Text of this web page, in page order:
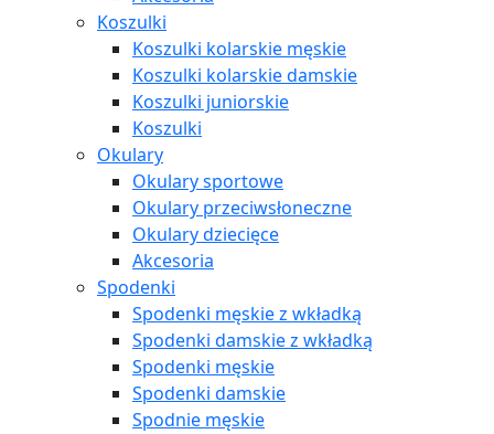
Koszulki
Koszulki kolarskie męskie
Koszulki kolarskie damskie
Koszulki juniorskie
Koszulki
Okulary
Okulary sportowe
Okulary przeciwsłoneczne
Okulary dziecięce
Akcesoria
Spodenki
Spodenki męskie z wkładką
Spodenki damskie z wkładką
Spodenki męskie
Spodenki damskie
Spodnie męskie